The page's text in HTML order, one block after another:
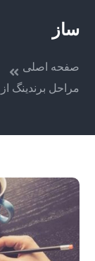
ساز
صفحه اصلی
مراحل برندینگ